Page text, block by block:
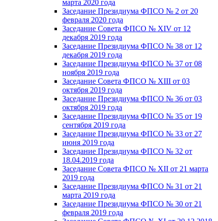
марта 2020 года
Заседание Президиума ФПСО № 2 от 20
февраля 2020 года
Заседание Совета ФПСО № XIV от 12
декабря 2019 года
Заседание Президиума ФПСО № 38 от 12
декабря 2019 года
Заседание Президиума ФПСО № 37 от 08
ноября 2019 года
Заседание Совета ФПСО № XIII от 03
октября 2019 года
Заседание Президиума ФПСО № 36 от 03
октября 2019 года
Заседание Президиума ФПСО № 35 от 19
сентября 2019 года
Заседание Президиума ФПСО № 33 от 27
июня 2019 года
Заседание Президиума ФПСО № 32 от
18.04.2019 года
Заседание Совета ФПСО № XII от 21 марта
2019 года
Заседание Президиума ФПСО № 31 от 21
марта 2019 года
Заседание Президиума ФПСО № 30 от 21
февраля 2019 года